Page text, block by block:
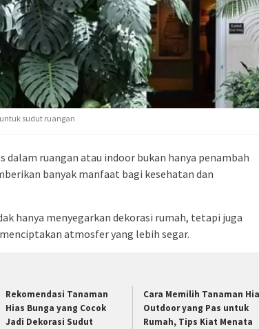
sudut ruangan
dalam ruangan atau indoor bukan hanya penambah
banyak manfaat bagi kesehatan dan
hanya menyegarkan dekorasi rumah, tetapi juga
atmosfer yang lebih segar.
Rekomendasi Tanaman
Hias Bunga yang Cocok
Jadi Dekorasi Sudut
Cara Memilih Tanaman
Outdoor yang Pas untuk
Rumah, Tips Kiat Menata